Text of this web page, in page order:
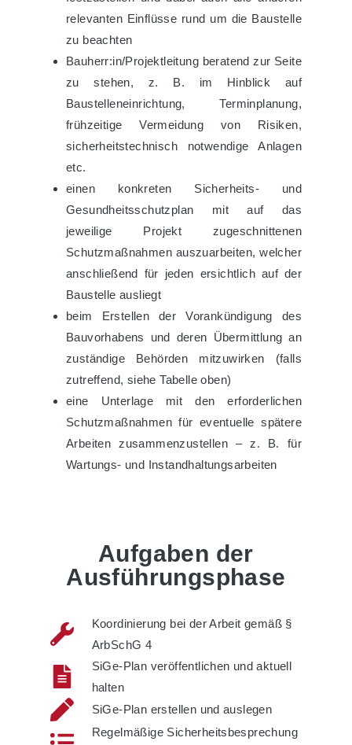
relevanten Einflüsse rund um die Baustelle
zu beachten
Bauherr:in/Projektleitung beratend zur Seite
zu stehen, z. B. im Hinblick auf
Baustelleneinrichtung, Terminplanung,
frühzeitige Vermeidung von Risiken,
sicherheitstechnisch notwendige Anlagen
etc.
einen konkreten Sicherheits- und
Gesundheitsschutzplan mit auf das
jeweilige Projekt zugeschnittenen
Schutzmaßnahmen auszuarbeiten, welcher
anschließend für jeden ersichtlich auf der
Baustelle ausliegt
beim Erstellen der Vorankündigung des
Bauvorhabens und deren Übermittlung an
zuständige Behörden mitzuwirken (falls
zutreffend, siehe Tabelle oben)
eine Unterlage mit den erforderlichen
Schutzmaßnahmen für eventuelle spätere
Arbeiten zusammenzustellen – z. B. für
Wartungs- und Instandhaltungsarbeiten
Aufgaben der
Ausführungsphase
Koordinierung bei der Arbeit gemäß §
ArbSchG 4
SiGe-Plan veröffentlichen und aktuell
halten
SiGe-Plan erstellen und auslegen
Regelmäßige Sicherheitsbesprechung